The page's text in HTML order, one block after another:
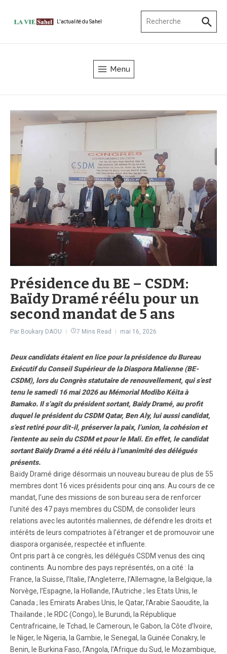
L'actualité du Sahel
Menu
Présidence du BE – CSDM:
Baïdy Dramé réélu pour un
second mandat de 5 ans
Par Boukary DAOU 7 Mins Read mai 16, 2026
Deux candidats étaient en lice pour la présidence du Bureau
Exécutif du Conseil Supérieur de la Diaspora Malienne (BE-
CSDM), lors du Congrès statutaire de renouvellement, qui s’est
tenu le samedi 16 mai 2026 au Mémorial Modibo Kéita à
Bamako. Il s’agit du président sortant, Baidy Dramé, au profit
duquel le président du CSDM Qatar, Ben Aly, lui aussi candidat,
s’est retiré pour dit-il, préserver la paix, l’union, la cohésion et
l’entente au sein du CSDM et pour le Mali. En effet, le candidat
sortant Baïdy Dramé a été réélu à l’unanimité des délégués
présents.
Baïdy Dramé dirige désormais un nouveau bureau de plus de 55
membres dont 16 vices présidents pour cinq ans. Au cours de ce
mandat, l’une des missions de son bureau sera de renforcer
l’unité des 47 pays membres du CSDM, de consolider leurs
relations avec les autorités maliennes, de défendre les droits et
intérêts de leurs compatriotes à l’étranger et de promouvoir une
diaspora organisée, respectée et influente.
Ont pris part à ce congrès, les délégués CSDM venus des cinq
continents. Au nombre des pays représentés, on a cité : la
France, la Suisse, l’Italie, l’Angleterre, l’Allemagne, la Belgique, la
Norvège, l’Espagne, la Hollande, l’Autriche ; les Etats Unis, le
Canada ; les Emirats Arabes Unis, le Qatar, l’Arabie Saoudite, la
Thaïlande ; le RDC (Congo), le Burundi, la République
Centrafricaine, le Tchad, le Cameroun, le Gabon, la Côte d’Ivoire,
le Niger, le Nigeria, la Gambie, le Senegal, la Guinée Conakry, le
Benin, le Burkina Faso, l’Angola, l’Afrique du Sud, le Mozambique,